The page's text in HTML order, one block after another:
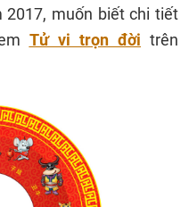
muốn biết chi tiết
Tử vi trọn đời trên